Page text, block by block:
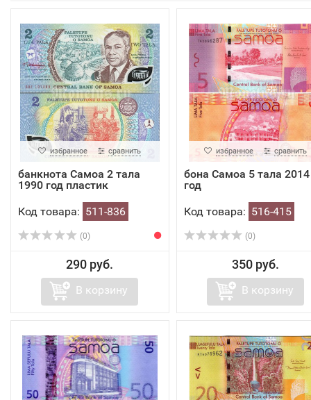
избранное сравнить
банкнота Самоа 2 тала
1990 год пластик
Код товара: 511-836
(0)
290 руб.
В корзину
избранное сравнить
бона Самоа 5 тала 2014
год
Код товара: 516-415
(0)
350 руб.
В корзину